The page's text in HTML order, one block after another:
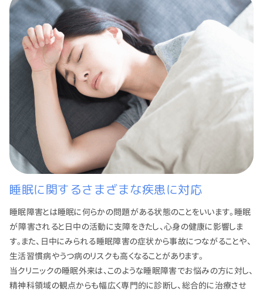
睡眠に関するさまざまな疾患に対応
睡眠障害とは睡眠に何らかの問題がある状態のことをいいます。睡眠
が障害されると日中の活動に支障をきたし、心身の健康に影響しま
す。また、日中にみられる睡眠障害の症状から事故につながることや、
生活習慣病やうつ病のリスクも高くなることがあります。
当クリニックの睡眠外来は、このような睡眠障害でお悩みの方に対し、
精神科領域の観点からも幅広く専門的に診断し、総合的に治療させ